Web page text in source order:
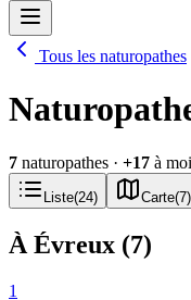
Tous les naturopathes
7 naturopathes · +17 à
Liste(24) Carte(7)
À Évreux (7)
1